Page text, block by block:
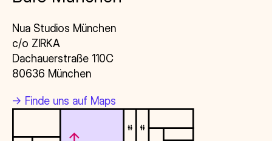
Nua Studios München
c/o ZIRKA
Dachauerstraße 110C
80636 München
-> Finde uns auf Maps